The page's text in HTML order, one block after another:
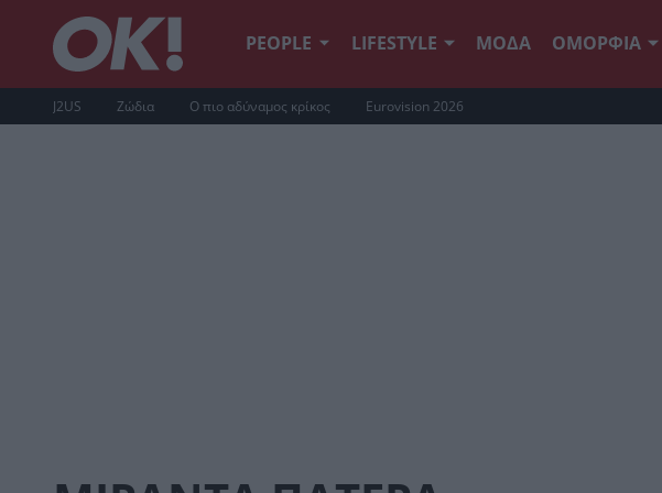
PEOPLE LIFESTYLE ΜΟΔΑ ΟΜΟΡΦΙΑ
J2US Ζώδια Ο πιο αδύναμος κρίκος Eurovision 2026